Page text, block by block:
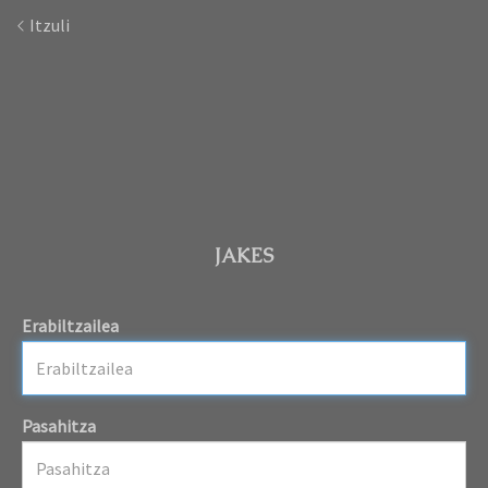
Itzuli
JAKES
Erabiltzailea
Pasahitza